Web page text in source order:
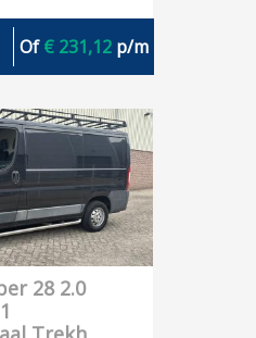
Of€ 231,12p/m
28 2.0